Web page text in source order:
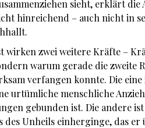
sieht, erklärt
hinreichend – auch nicht in
wirken zwei weitere Kräfte –
warum gerade die zweite
verfangen konnte. Die
urtümliche menschliche
gebunden ist. Die andere
Unheils einherginge, das